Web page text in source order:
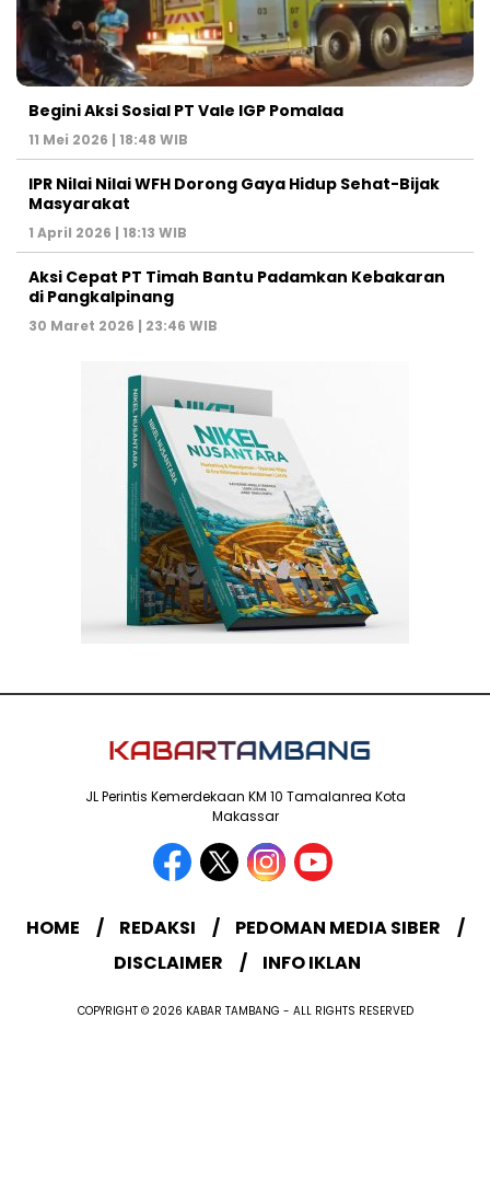
Begini Aksi Sosial PT Vale IGP Pomalaa
11 Mei 2026 | 18:48 WIB
IPR Nilai Nilai WFH Dorong Gaya Hidup Sehat-Bijak
Masyarakat
1 April 2026 | 18:13 WIB
Aksi Cepat PT Timah Bantu Padamkan Kebakaran
di Pangkalpinang
30 Maret 2026 | 23:46 WIB
JL Perintis Kemerdekaan KM 10 Tamalanrea Kota
Makassar
HOME REDAKSI
PEDOMAN MEDIA SIBER
DISCLAIMER
INFO IKLAN
COPYRIGHT © 2026 KABAR TAMBANG - ALL RIGHTS RESERVED